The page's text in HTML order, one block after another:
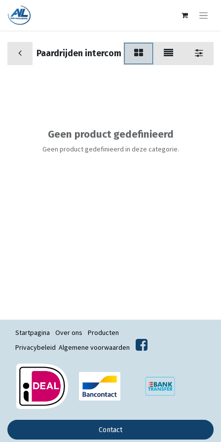
Paardrijden intercom
Geen product gedefinieerd
Geen product gedefinieerd in deze categorie.
Startpagina Over ons
Producten
Privacybeleid Algemene voorwaarden
Contact